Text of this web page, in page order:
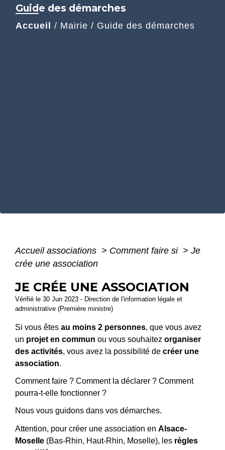
Guide des démarches
Accueil / Mairie / Guide des démarches
Accueil associations > Comment faire si > Je
crée une association
JE CRÉE UNE ASSOCIATION
Vérifié le 30 Jun 2023 - Direction de l'information légale et
administrative (Première ministre)
Si vous êtes au moins 2 personnes, que vous avez
un projet en commun ou vous souhaitez organiser
des activités, vous avez la possibilité de créer une
association.
Comment faire ? Comment la déclarer ? Comment
pourra-t-elle fonctionner ?
Nous vous guidons dans vos démarches.
Attention, pour créer une association en Alsace-
Moselle (Bas-Rhin, Haut-Rhin, Moselle), les règles